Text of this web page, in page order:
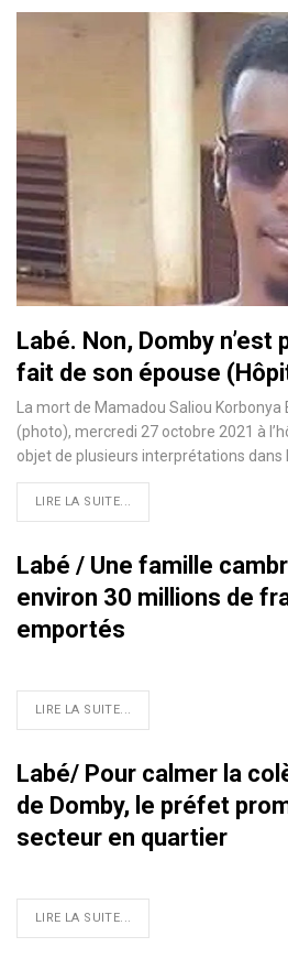
Labé. Non, Domby n’est
fait de son épouse
La mort de Mamadou Saliou Korbonya
(photo), mercredi 27 octobre 2021 à
objet de plusieurs interprétations dans
LIRE LA SUITE...
Labé / Une famille
environ 30 millions de
emportés
LIRE LA SUITE...
Labé/ Pour calmer la
de Domby, le préfet
secteur en quartier
LIRE LA SUITE...